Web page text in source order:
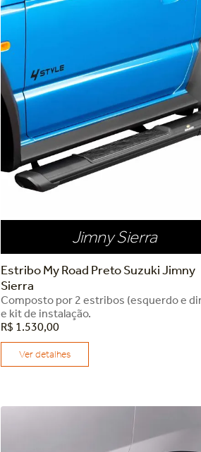
Jimny Sierra
Estribo My Road Preto Suzuki Jimny
Sierra
Composto por 2 estribos (esquerdo e
e kit de instalação.
R$ 1 .530,00
Ver detalhes